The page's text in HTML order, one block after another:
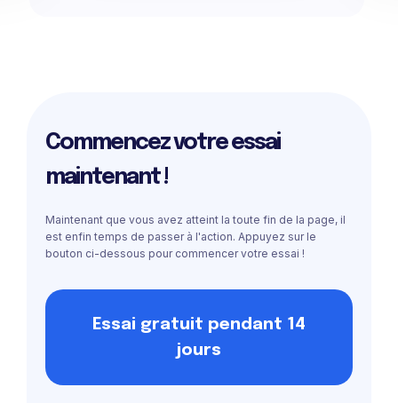
Commencez votre essai
maintenant !
Maintenant que vous avez atteint la toute fin de la page, il
est enfin temps de passer à l'action. Appuyez sur le
bouton ci-dessous pour commencer votre essai !
Essai gratuit pendant 14
jours